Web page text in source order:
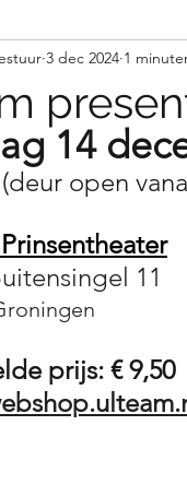
3 dec 2024 1
14
open
11
prijs: € 9,50